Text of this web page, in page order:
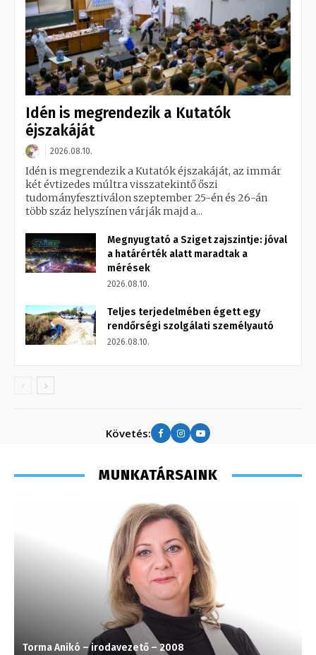
Idén is megrendezik a Kutatók
éjszakáját
2026.08.10.
Idén is megrendezik a Kutatók éjszakáját, az immár
két évtizedes múltra visszatekintő őszi
tudományfesztiválon szeptember 25-én és 26-án
több száz helyszínen várják majd a...
Megnyugtató a Sziget zajszintje: jóval
a határérték alatt maradtak a
mérések
2026.08.10.
Teljes terjedelmében égett egy
rendőrségi szolgálati személyautó
2026.08.10.
Követés:
MUNKATÁRSAINK
Torma Anikó – irodavezető – 2008